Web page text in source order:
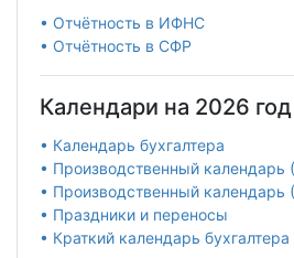
• Отчётность в ИФНС
• Отчётность в СФР
Календари на 2026 год
• Календарь бухгалтера
• Производственный календарь
• Производственный календарь
• Праздники и переносы
• Краткий календарь